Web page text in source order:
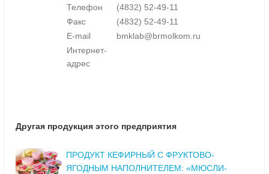
Телефон
(4832) 52-49-11
Факс
(4832) 52-49-11
E-mail
bmklab@brmolkom.ru
Интернет-
адрес
Другая продукция этого предприятия
ПРОДУКТ КЕФИРНЫЙ С ФРУКТОВО-
ЯГОДНЫМ НАПОЛНИТЕЛЕМ: «МЮСЛИ-